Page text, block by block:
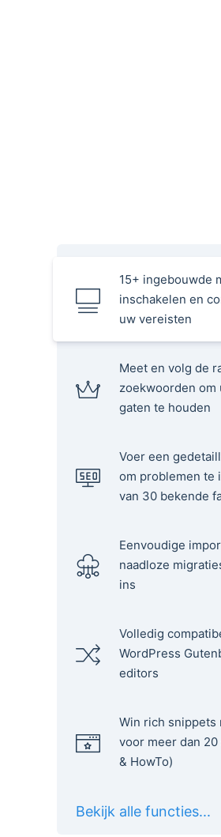
15+ ingebouwde
inschakelen en
uw vereisten
Meet en volg de
zoekwoorden om
gaten te houden
Voer een
om problemen te
van 30 bekende
Eenvoudige
naadloze
ins
Volledig
WordPress
editors
Win rich snippets
voor meer dan 20
& HowTo)
Bekijk alle functies...